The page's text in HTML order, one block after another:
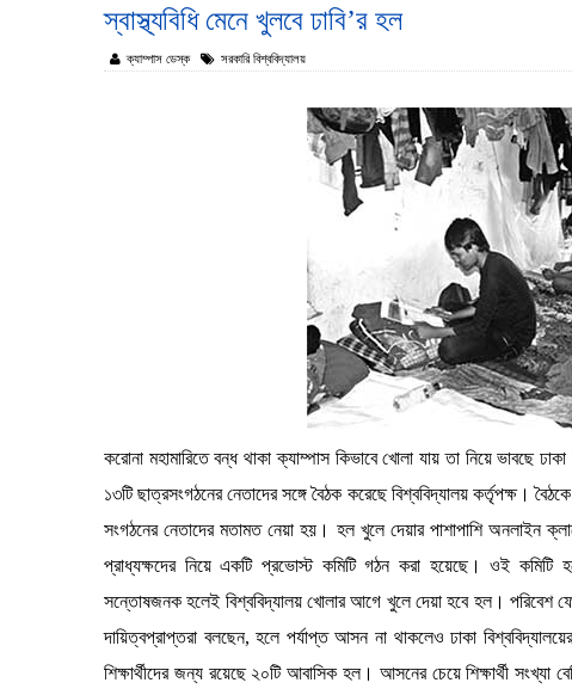
স্বাস্থ্যবিধি মেনে খুলবে ঢাবি’র হল
ক্যাম্পাস ডেস্ক সরকারি বিশ্ববিদ্যালয়
করোনা মহামারিতে বন্ধ থাকা ক্যাম্পাস কিভাবে খোলা যায় তা নিয়ে ভাবছে
১৩টি ছাত্রসংগঠনের নেতাদের সঙ্গে বৈঠক করেছে বিশ্ববিদ্যালয় কর্তৃপক্ষ।
সংগঠনের নেতাদের মতামত নেয়া হয়। হল খুলে দেয়ার পাশাপাশি অনলাইন
প্রাধ্যক্ষদের নিয়ে একটি প্রভোস্ট কমিটি গঠন করা হয়েছে। ওই কমিটি
সন্তোষজনক হলেই বিশ্ববিদ্যালয় খোলার আগে খুলে দেয়া হবে হল। পরিবেশ
দায়িত্বপ্রাপ্তরা বলছেন, হলে পর্যাপ্ত আসন না থাকলেও ঢাকা
শিক্ষার্থীদের জন্য রয়েছে ২০টি আবাসিক হল। আসনের চেয়ে শিক্ষার্থী সংখ্যা